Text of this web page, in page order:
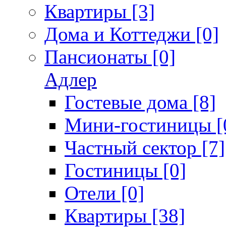
Квартиры [3]
Дома и Коттеджи [0]
Пансионаты [0]
Адлер
Гостевые дома [8]
Мини-гостиницы
Частный сектор [7]
Гостиницы [0]
Отели [0]
Квартиры [38]